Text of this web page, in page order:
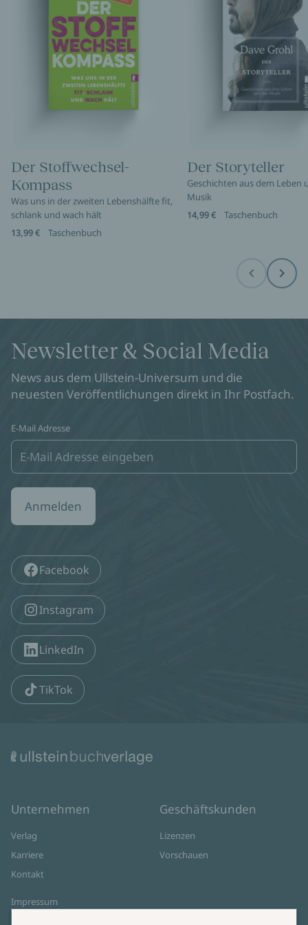
Der Stoffwechsel-
Kompass
Was uns in der zweiten Lebenshälfte fit,
schlank und wach hält
13,99 €
Taschenbuch
Der Storyteller
Geschichten aus dem Leben
Musik
14,99 €
Taschenbuch
Before Next
Newsletter & Social Media
News aus dem Ullstein-Universum und die
neuesten Veröffentlichungen direkt in Ihr Postfach.
E-Mail Adresse
Anmelden
Facebook
Instagram
LinkedIn
TikTok
Unternehmen
Verlag
Karriere
Kontakt
Impressum
Geschäftskunden
Lizenzen
Vorschauen